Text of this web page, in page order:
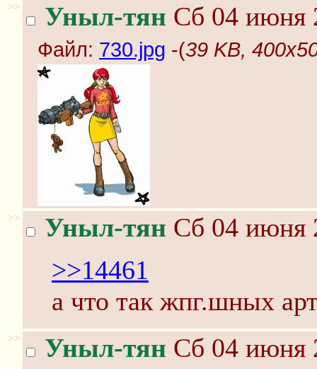
>> Уныл-тян Сб 04 июня
Файл: 730.jpg -(39 KB,
>> Уныл-тян Сб 04 июня
>>14461
а что так жпг.шных
>> Уныл-тян Сб 04 июня